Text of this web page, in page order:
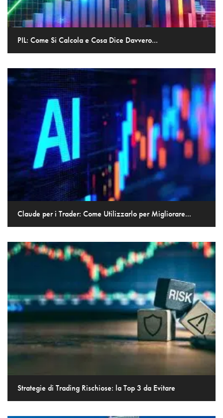
PIL: Come Si Calcola e Cosa Dice Davvero...
Claude per i Trader: Come Utilizzarlo per Migliorare...
Strategie di Trading Rischiose: la Top 3 da Evitare